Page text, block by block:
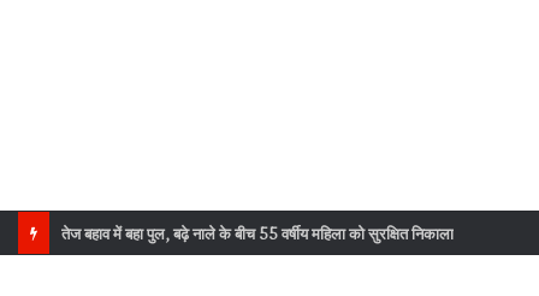
सौड़ा सरौली में सुरक्षा दीवारों का निर्माण पूर्णता की ओर